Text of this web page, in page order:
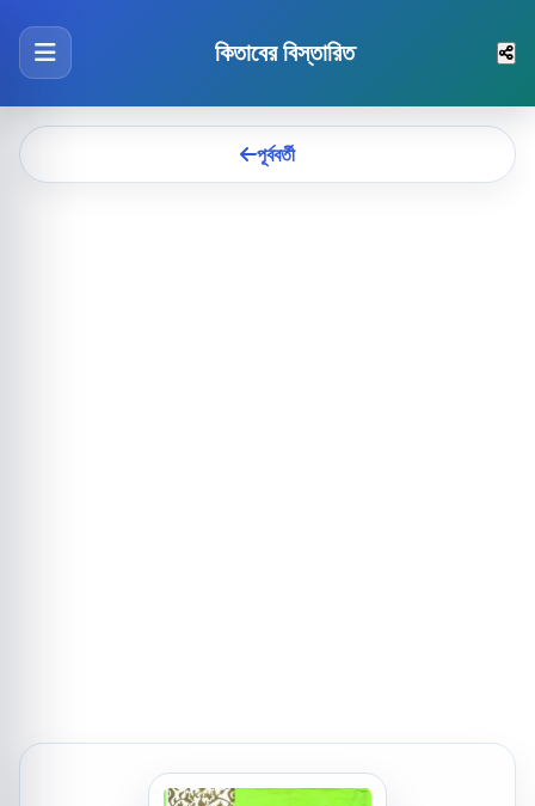
কিতাবের বিস্তারিত
পূর্ববর্তী